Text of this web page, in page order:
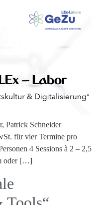
Patrick Schneider
Termine pro
4 Sessions à 2 – 2,5
oder […]